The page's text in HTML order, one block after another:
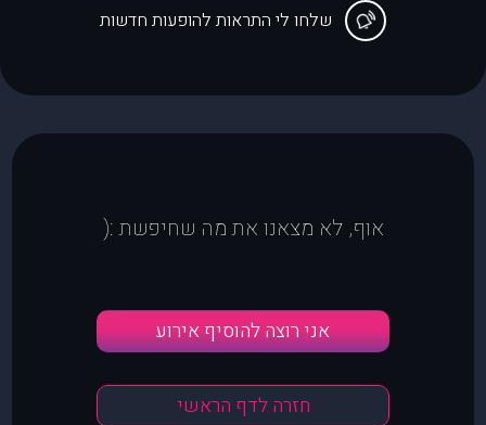
שלחו לי התראות להופעות חדשות
אוף, לא מצאנו את מה שחיפשת :(
אני רוצה להוסיף אירוע
חזרה לדף הראשי